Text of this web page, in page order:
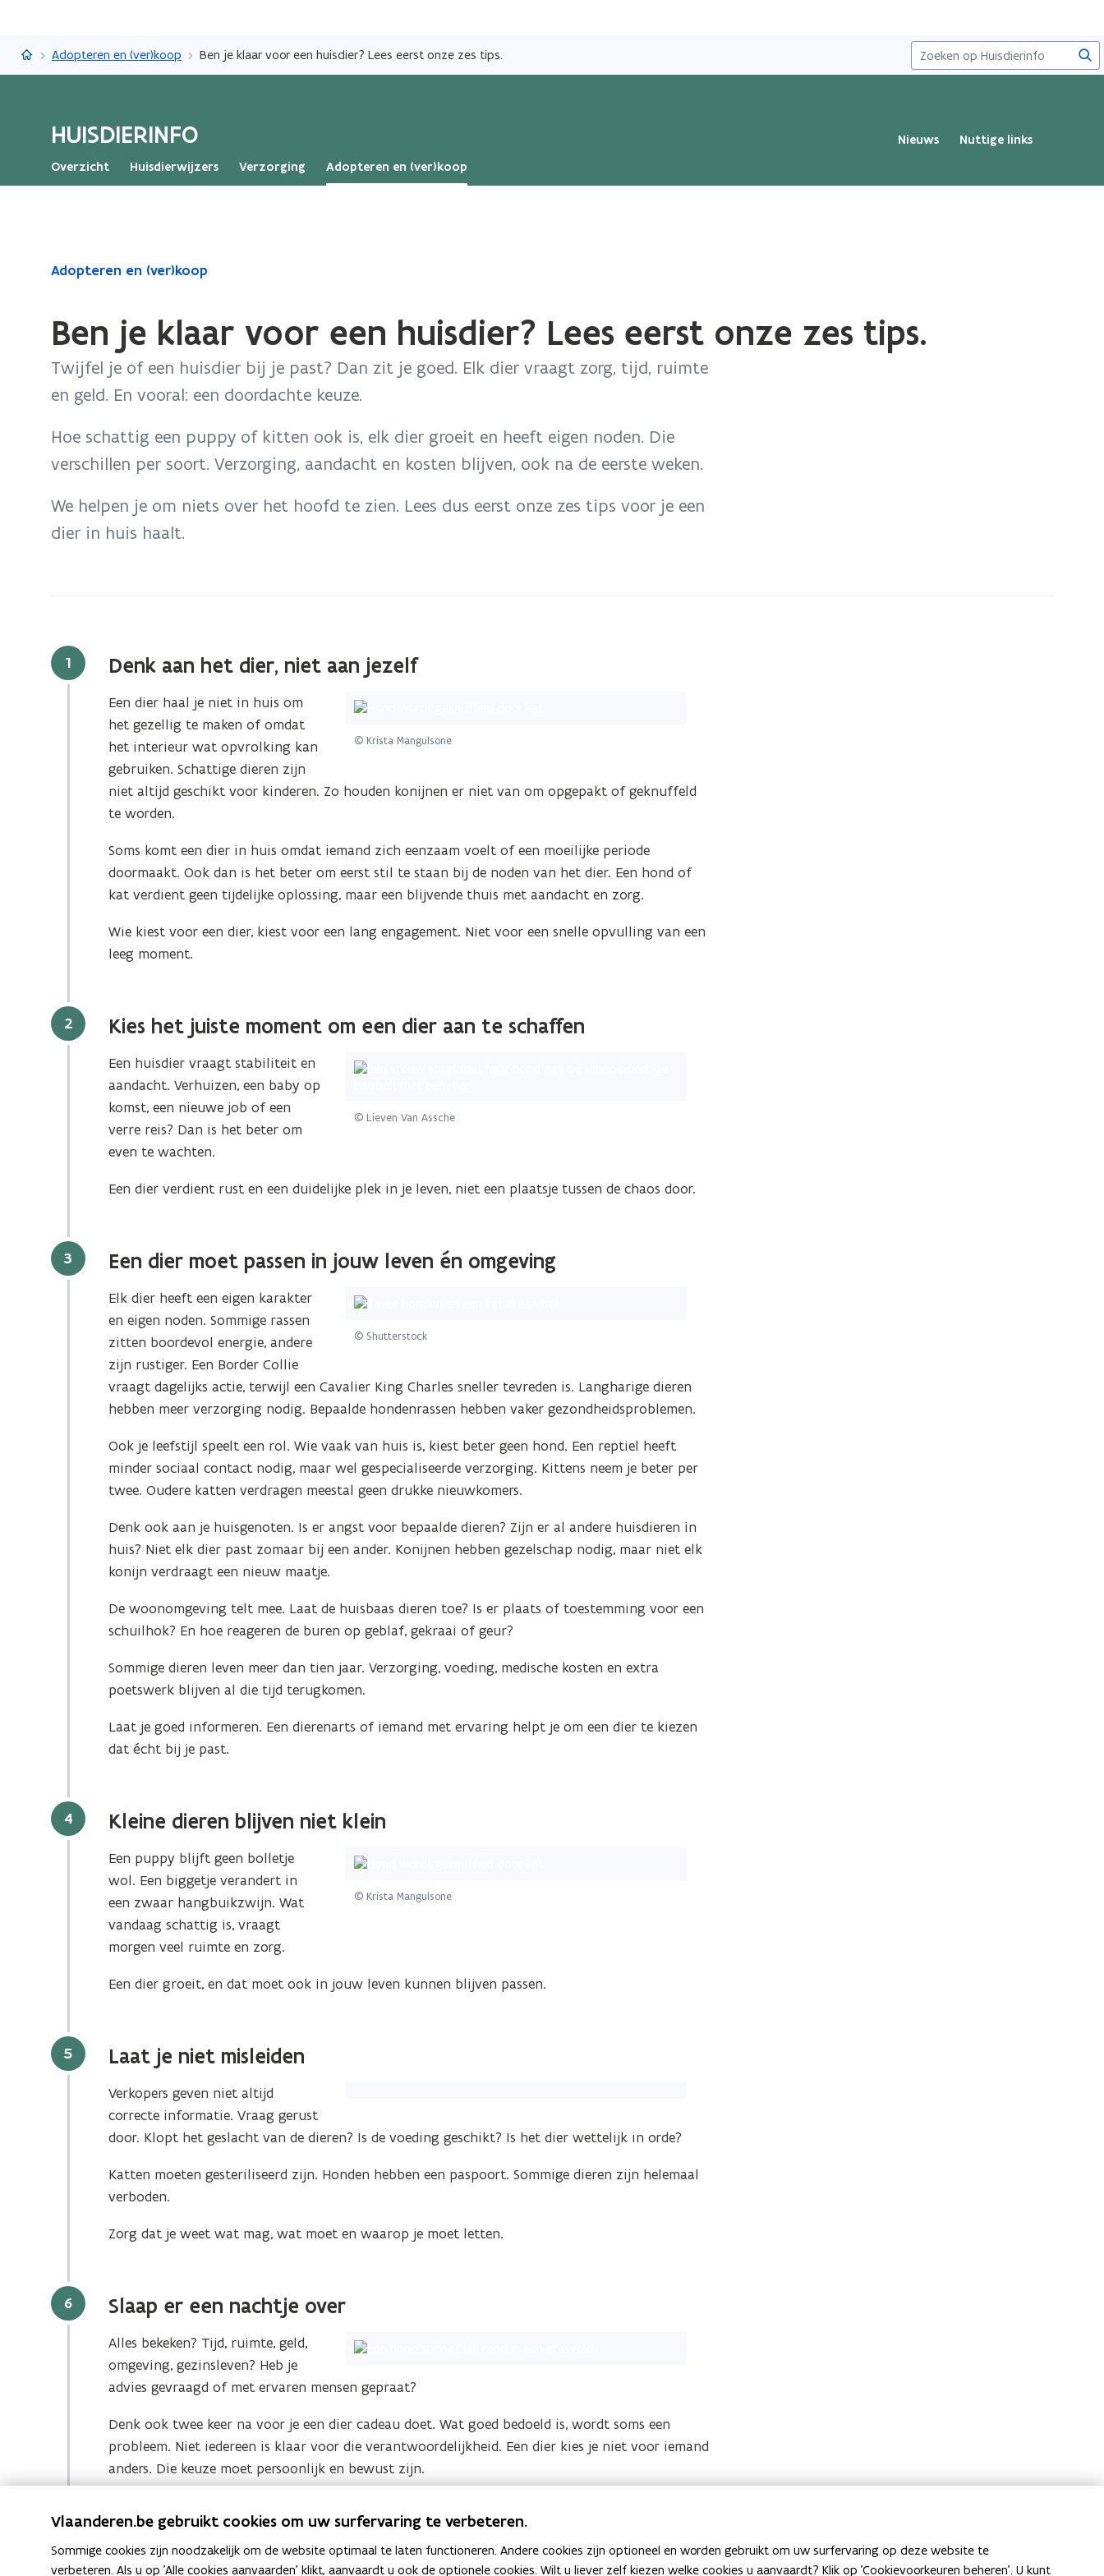
naar
HuisdierinfoAdopteren en (ver)koop Ben je klaar voor een huisdier? Lees eerst onze zes tips.
HUISDIERINFO Nieuws
Nuttige links
Overzicht
Huisdierwijzers Verzorging Adopteren en (ver)koop
Gedaan
bevindt
klaar
huisdier?
Adopteren en (ver)koop
Ben je klaar voor een huisdier? Lees eerst onze zes tips.
Twijfel je of een huisdier bij je past? Dan zit je goed. Elk dier vraagt zorg, tijd, ruimte
en geld. En vooral: een doordachte keuze.
Hoe schattig een puppy of kitten ook is, elk dier groeit en heeft eigen noden. Die
verschillen per soort. Verzorging, aandacht en kosten blijven, ook na de eerste weken.
We helpen je om niets over het hoofd te zien. Lees dus eerst onze zes tips voor je een
dier in huis haalt.
Stap
1 Denk aan het dier, niet aan jezelf
© Krista Mangulsone
Een dier haal je niet in huis om
het gezellig te maken of omdat
het interieur wat opvrolking kan
gebruiken. Schattige dieren zijn
niet altijd geschikt voor kinderen. Zo houden konijnen er niet van om opgepakt of geknuffeld
te worden.
Soms komt een dier in huis omdat iemand zich eenzaam voelt of een moeilijke periode
doormaakt. Ook dan is het beter om eerst stil te staan bij de noden van het dier. Een hond of
kat verdient geen tijdelijke oplossing, maar een blijvende thuis met aandacht en zorg.
Wie kiest voor een dier, kiest voor een lang engagement. Niet voor een snelle opvulling van een
leeg moment.
Stap
2 Kies het juiste moment om een dier aan te schaffen
© Lieven Van Assche
Een huisdier vraagt stabiliteit en
aandacht. Verhuizen, een baby op
komst, een nieuwe job of een
verre reis? Dan is het beter om
even te wachten.
Een dier verdient rust en een duidelijke plek in je leven, niet een plaatsje tussen de chaos door.
Stap
3 Een dier moet passen in jouw leven én omgeving
© Shutterstock
Elk dier heeft een eigen karakter
en eigen noden. Sommige rassen
zitten boordevol energie, andere
zijn rustiger. Een Border Collie
vraagt dagelijks actie, terwijl een Cavalier King Charles sneller tevreden is. Langharige dieren
hebben meer verzorging nodig. Bepaalde hondenrassen hebben vaker gezondheidsproblemen.
Ook je leefstijl speelt een rol. Wie vaak van huis is, kiest beter geen hond. Een reptiel heeft
minder sociaal contact nodig, maar wel gespecialiseerde verzorging. Kittens neem je beter per
twee. Oudere katten verdragen meestal geen drukke nieuwkomers.
Denk ook aan je huisgenoten. Is er angst voor bepaalde dieren? Zijn er al andere huisdieren in
huis? Niet elk dier past zomaar bij een ander. Konijnen hebben gezelschap nodig, maar niet elk
konijn verdraagt een nieuw maatje.
De woonomgeving telt mee. Laat de huisbaas dieren toe? Is er plaats of toestemming voor een
schuilhok? En hoe reageren de buren op geblaf, gekraai of geur?
Sommige dieren leven meer dan tien jaar. Verzorging, voeding, medische kosten en extra
poetswerk blijven al die tijd terugkomen.
Laat je goed informeren. Een dierenarts of iemand met ervaring helpt je om een dier te kiezen
dat écht bij je past.
Stap
4 Kleine dieren blijven niet klein
© Krista Mangulsone
Een puppy blijft geen bolletje
wol. Een biggetje verandert in
een zwaar hangbuikzwijn. Wat
vandaag schattig is, vraagt
morgen veel ruimte en zorg.
Een dier groeit, en dat moet ook in jouw leven kunnen blijven passen.
Stap
5 Laat je niet misleiden
Verkopers geven niet altijd
correcte informatie. Vraag gerust
door. Klopt het geslacht van de dieren? Is de voeding geschikt? Is het dier wettelijk in orde?
Katten moeten gesteriliseerd zijn. Honden hebben een paspoort. Sommige dieren zijn helemaal
verboden.
Zorg dat je weet wat mag, wat moet en waarop je moet letten.
Stap
6 Slaap er een nachtje over
Alles bekeken? Tijd, ruimte, geld,
omgeving, gezinsleven? Heb je
advies gevraagd of met ervaren mensen gepraat?
Denk ook twee keer na voor je een dier cadeau doet. Wat goed bedoeld is, wordt soms een
probleem. Niet iedereen is klaar voor die verantwoordelijkheid. Een dier kies je niet voor iemand
anders. Die keuze moet persoonlijk en bewust zijn.
een nieuw gezinslid.
Vlaanderen.be gebruikt cookies om uw surfervaring te verbeteren.
Sommige cookies zijn noodzakelijk om de website optimaal te laten functioneren. Andere cookies zijn optioneel en worden gebruikt om uw surfervaring op deze website te
verbeteren. Als u op 'Alle cookies aanvaarden' klikt, aanvaardt u ook de optionele cookies. Wilt u liever zelf kiezen welke cookies u aanvaardt? Klik op 'Cookievoorkeuren beheren'. U kunt